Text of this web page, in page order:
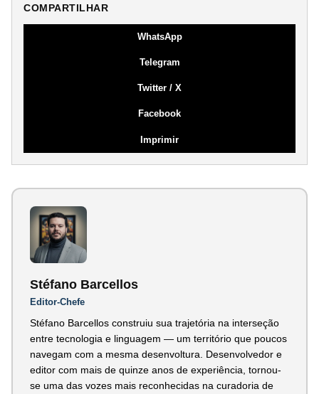
COMPARTILHAR
WhatsApp
Telegram
Twitter / X
Facebook
Imprimir
Stéfano Barcellos
Editor-Chefe
Stéfano Barcellos construiu sua trajetória na interseção
entre tecnologia e linguagem — um território que poucos
navegam com a mesma desenvoltura. Desenvolvedor e
editor com mais de quinze anos de experiência, tornou-
se uma das vozes mais reconhecidas na curadoria de